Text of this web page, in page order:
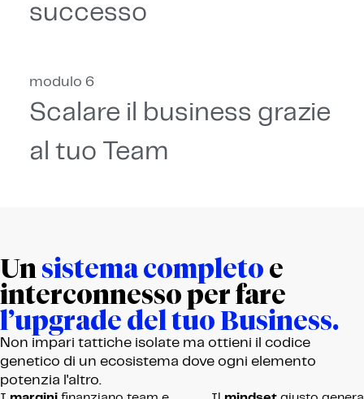
successo
modulo 6
Scalare il business grazie
al tuo Team
Un sistema completo e
interconnesso per fare
l’upgrade del tuo Business.
Non impari tattiche isolate ma ottieni il codice
genetico di un ecosistema dove ogni elemento
potenzia l'altro.